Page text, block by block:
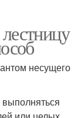
несущего